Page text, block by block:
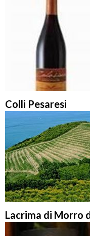
Colli Pesaresi
Lacrima di Morro